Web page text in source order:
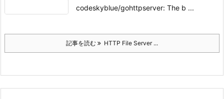
codeskyblue/gohttpserver: The b ...
記事を読む HTTP File Server ...